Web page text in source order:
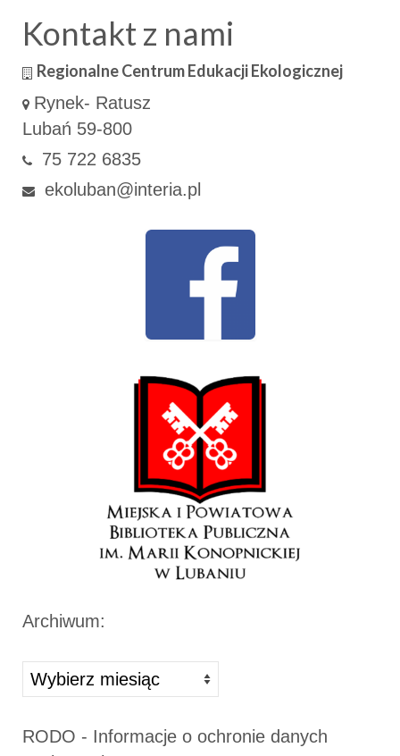
Kontakt z nami
Regionalne Centrum Edukacji Ekologicznej
Rynek- Ratusz
Lubań 59-800
75 722 6835
ekoluban@interia.pl
Archiwum:
Archiwa
RODO - Informacje o ochronie danych